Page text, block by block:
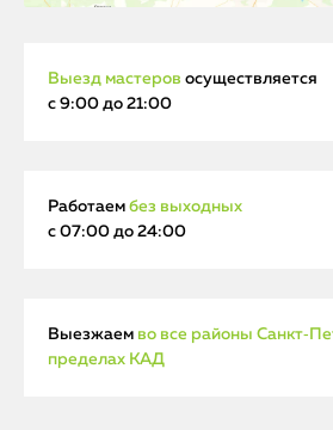
Выезд мастеров осуществляется
с 9:00 до 21:00
Работаем без выходных
с 07:00 до 24:00
Выезжаем во все районы
пределах КАД